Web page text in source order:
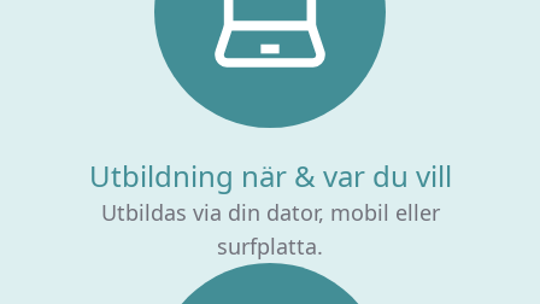
Utbildning när & var du vill
Utbildas via din dator, mobil eller
surfplatta.